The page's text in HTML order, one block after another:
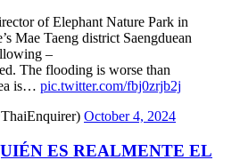
of Elephant Nature Park in
Mae Taeng district Saengduean
–
The flooding is worse than
is… pic.twitter.com/fbj0zrjb2j
October 4, 2024
ES REALMENTE EL